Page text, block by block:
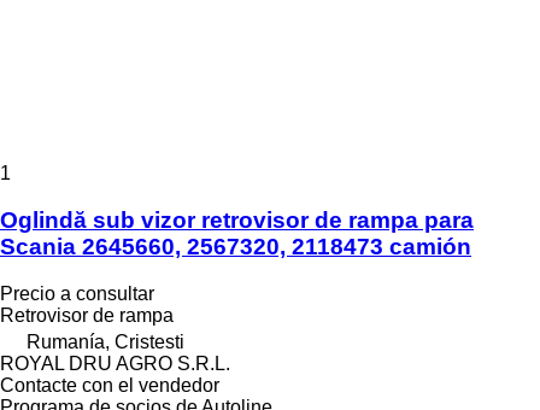
1
Oglindă sub vizor retrovisor de rampa para
Scania 2645660, 2567320, 2118473 camión
Precio a consultar
Retrovisor de rampa
Rumanía, Cristesti
ROYAL DRU AGRO S.R.L.
Contacte con el vendedor